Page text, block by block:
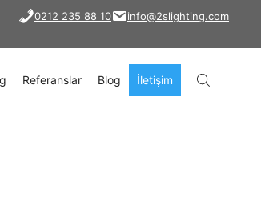
info@2slighting.com
0212 235 88 10
Referanslar Blog İletişim